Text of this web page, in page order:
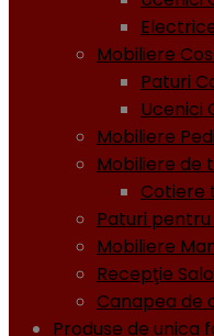
Mobiliere
Paturi
Ucenici
Mobiliere
Mobiliere de
Cotiere
Paturi
Mobiliere
Recepţie
Canapea de
Produse de unica